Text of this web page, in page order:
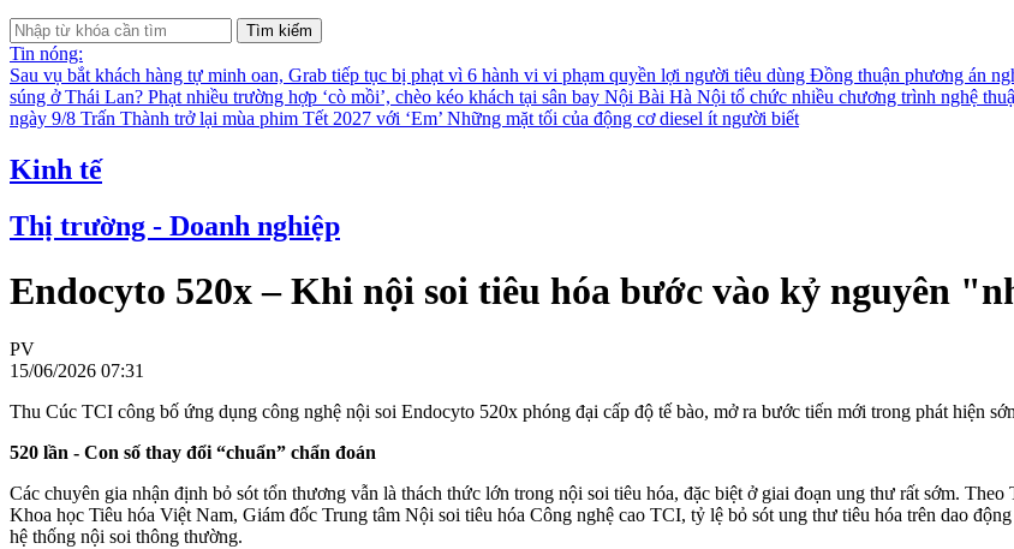
Tìm kiếm
Tin nóng:
Sau vụ bắt khách hàng tự minh oan, Grab tiếp tục bị phạt vì 6 hành vi vi phạm quyền lợi người tiêu dùng Đồng thuận phương án
súng ở Thái Lan? Phạt nhiều trường hợp ‘cò mồi’, chèo kéo khách tại sân bay Nội Bài Hà Nội tổ chức nhiều chương trình nghệ
ngày 9/8 Trấn Thành trở lại mùa phim Tết 2027 với ‘Em’ Những mặt tối của động cơ diesel ít người biết
Kinh tế
Thị trường - Doanh nghiệp
Endocyto 520x – Khi nội soi tiêu hóa bước vào kỷ nguyên
PV
15/06/2026 07:31
Thu Cúc TCI công bố ứng dụng công nghệ nội soi Endocyto 520x phóng đại cấp độ tế bào, mở ra bước tiến mới trong phát hiện
520 lần - Con số thay đổi “chuẩn” chẩn đoán
Các chuyên gia nhận định bỏ sót tổn thương vẫn là thách thức lớn trong nội soi tiêu hóa, đặc biệt ở giai đoạn ung thư rất sớm.
Khoa học Tiêu hóa Việt Nam, Giám đốc Trung tâm Nội soi tiêu hóa Công nghệ cao TCI, tỷ lệ bỏ sót ung thư tiêu hóa trên dao
hệ thống nội soi thông thường.